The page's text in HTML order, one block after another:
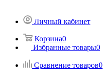
Личный кабинет
Корзина0
Избранные товары0
Сравнение товаров0